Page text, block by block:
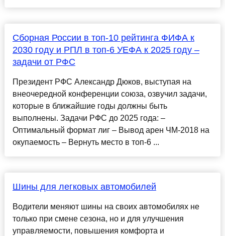
Сборная России в топ-10 рейтинга ФИФА к
2030 году и РПЛ в топ-6 УЕФА к 2025 году –
задачи от РФС
Президент РФС Александр Дюков, выступая на
внеочередной конференции союза, озвучил задачи,
которые в ближайшие годы должны быть
выполнены. Задачи РФС до 2025 года: –
Оптимальный формат лиг – Вывод арен ЧМ-2018 на
окупаемость – Вернуть место в топ-6 ...
Шины для легковых автомобилей
Водители меняют шины на своих автомобилях не
только при смене сезона, но и для улучшения
управляемости, повышения комфорта и